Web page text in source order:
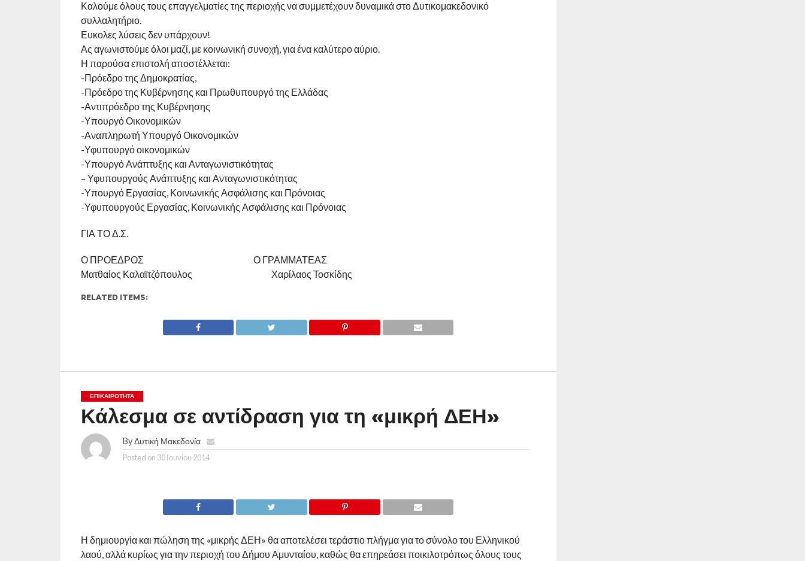
Καλούμε όλους τους επαγγελματίες της περιοχής να συμμετέχουν δυναμικά στο Δυτικομακεδονικό
συλλαλητήριο.
Ευκολες λύσεις δεν υπάρχουν!
Ας αγωνιστούμε όλοι μαζί, με κοινωνική συνοχή, για ένα καλύτερο αύριο.
Η παρούσα επιστολή αποστέλλεται:
-Πρόεδρο της Δημοκρατίας,
-Πρόεδρο της Κυβέρνησης και Πρωθυπουργό της Ελλάδας
-Αντιπρόεδρο της Κυβέρνησης
-Υπουργό Οικονομικών
-Αναπληρωτή Υπουργό Οικονομικών
-Υφυπουργό οικονομικών
-Υπουργό Ανάπτυξης και Ανταγωνιστικότητας
– Υφυπουργούς Ανάπτυξης και Ανταγωνιστικότητας
-Υπουργό Εργασίας, Κοινωνικής Ασφάλισης και Πρόνοιας
-Υφυπουργούς Εργασίας, Κοινωνικής Ασφάλισης και Πρόνοιας
ΓΙΑ ΤΟ Δ.Σ.
Ο ΠΡΟΕΔΡΟΣ Ο ΓΡΑΜΜΑΤΕΑΣ
Ματθαίος Καλαϊτζόπουλος Χαρίλαος Τοσκίδης
RELATED ITEMS:
ΕΠΙΚΑΙΡΟΤΗΤΑ
Κάλεσμα σε αντίδραση για τη «μικρή ΔΕΗ»
ByΔυτική Μακεδονία
Posted on 30 Ιουνίου 2014
Η δημιουργία και πώληση της «μικρής ΔΕΗ» θα αποτελέσει τεράστιο πλήγμα για το σύνολο του Ελληνικού
λαού, αλλά κυρίως για την περιοχή του Δήμου Αμυνταίου, καθώς θα επηρεάσει ποικιλοτρόπως όλους τους